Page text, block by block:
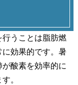
うことは脂肪燃
効果的です。暑
酸素を効率的に
。